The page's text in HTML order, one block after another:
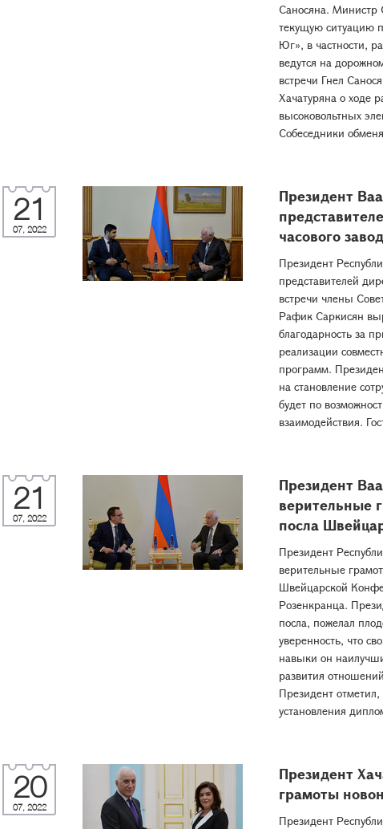
Саносяна. Министр
текущую ситуацию
Юг», в частности,
ведутся на
встречи Гнел
Хачатуряна о ходе
высоковольтных
Собеседники
21
07, 2022
Президент
часового
Президент
представителей
встречи члены
Рафик Саркисян
благодарность за
реализации
программ.
на становление
будет по
взаимодействия.
21
07, 2022
Президент
верительные
посла
Президент
верительные
Швейцарской
Розенкранца.
посла, пожелал
уверенность, что
навыки он
развития
Президент отметил,
установления
20
07, 2022
Президент
грамоты
Президент